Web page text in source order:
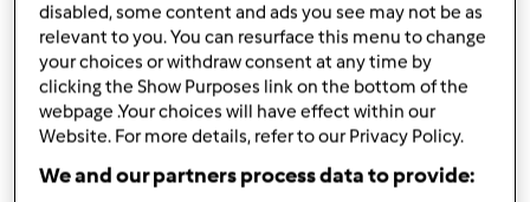
Składniki
Japanese Cotton Cheesecake
6porcjijajko, duże
disabled, some content and ads you see may not be as
relevant to you. You can resurface this menu to change
your choices or withdraw consent at any time by
clicking the Show Purposes link on the bottom of the
webpage .Your choices will have effect within our
Website. For more details, refer to our Privacy Policy.
We and our partners process data to provide: